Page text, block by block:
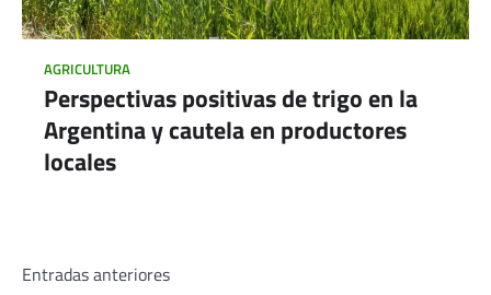
AGRICULTURA
Perspectivas positivas de trigo en la
Argentina y cautela en productores
locales
Navegación
Entradas anteriores